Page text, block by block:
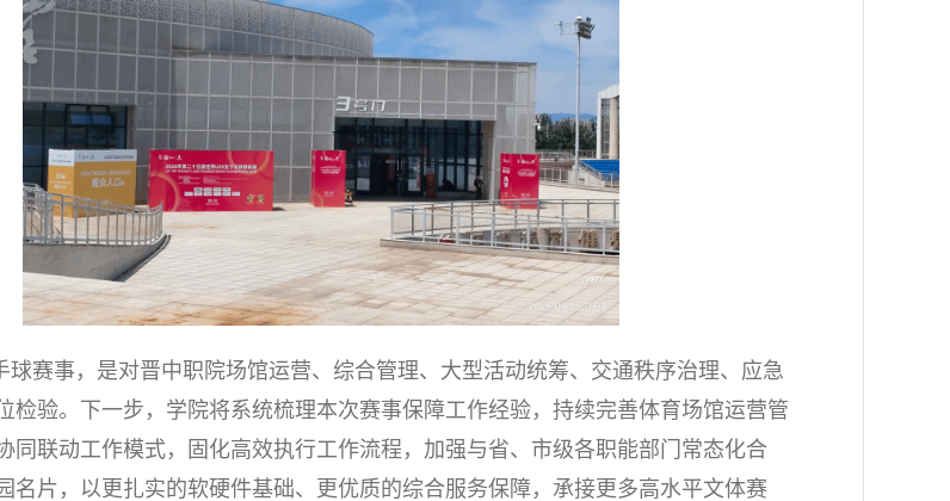
球赛事，是对晋中职院场馆运营、综合管理、大型活动统筹、交通秩序治理、应急
检验。下一步，学院将系统梳理本次赛事保障工作经验，持续完善体育场馆运营管
同联动工作模式，固化高效执行工作流程，加强与省、市级各职能部门常态化合
名片，以更扎实的软硬件基础、更优质的综合服务保障，承接更多高水平文体赛